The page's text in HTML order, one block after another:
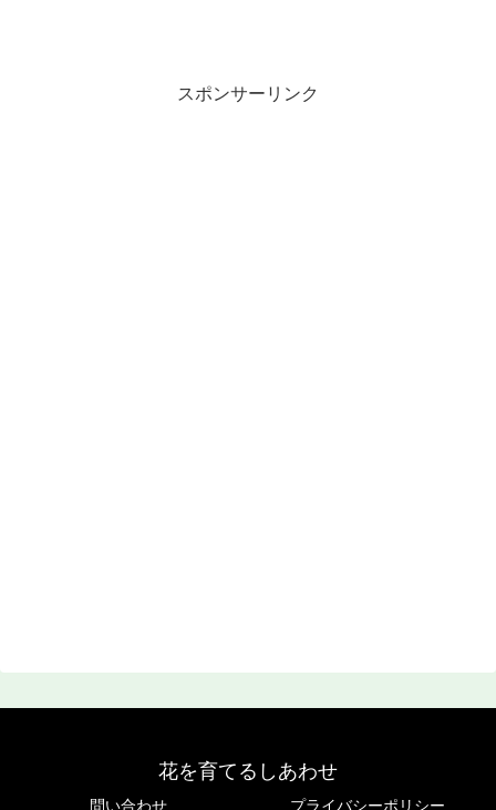
スポンサーリンク
花を育てるしあわせ
問い合わせ プライバシーポリシー